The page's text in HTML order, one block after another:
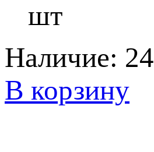
шт
Наличие:
В корзину